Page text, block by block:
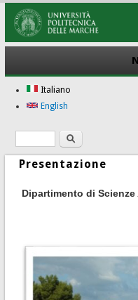
Italiano
English
Form di ricerca
Ricerca
Presentazione
Dipartimento di